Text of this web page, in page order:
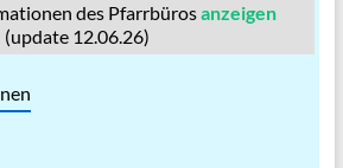
des Pfarrbürosanzeigen
(update 12.06.26)